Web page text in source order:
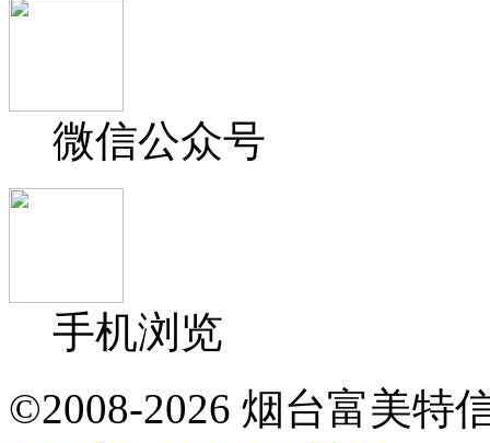
微信公众号
手机浏览
©2008-2026 烟台富美特